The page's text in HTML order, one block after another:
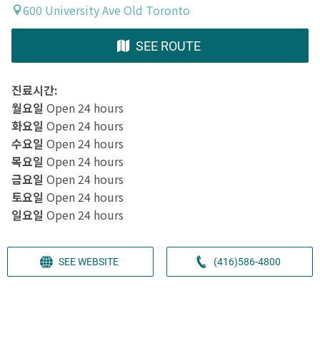
600 University Ave Old Toronto
SEE ROUTE
진료시간:
월요일 Open 24 hours
화요일 Open 24 hours
수요일 Open 24 hours
목요일 Open 24 hours
금요일 Open 24 hours
토요일 Open 24 hours
일요일 Open 24 hours
SEE WEBSITE (416)586-4800